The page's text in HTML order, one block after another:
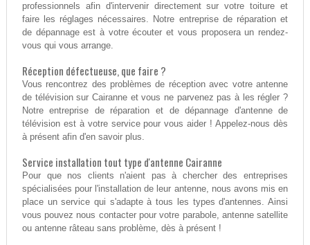
professionnels afin d'intervenir directement sur votre toiture et
faire les réglages nécessaires. Notre entreprise de réparation et
de dépannage est à votre écouter et vous proposera un rendez-
vous qui vous arrange.
Réception défectueuse, que faire ?
Vous rencontrez des problèmes de réception avec votre antenne
de télévision sur Cairanne et vous ne parvenez pas à les régler ?
Notre entreprise de réparation et de dépannage d'antenne de
télévision est à votre service pour vous aider ! Appelez-nous dès
à présent afin d'en savoir plus.
Service installation tout type d'antenne Cairanne
Pour que nos clients n'aient pas à chercher des entreprises
spécialisées pour l'installation de leur antenne, nous avons mis en
place un service qui s'adapte à tous les types d'antennes. Ainsi
vous pouvez nous contacter pour votre parabole, antenne satellite
ou antenne râteau sans problème, dès à présent !